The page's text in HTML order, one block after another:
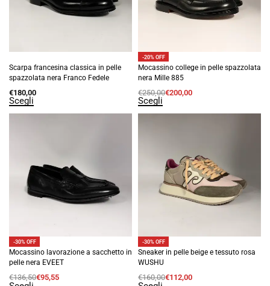
Scarpa francesina classica in pelle
spazzolata nera Franco Fedele
€180,00
Scegli
-20% OFF
Mocassino college in pelle spazzolata
nera Mille 885
€250,00€200,00
Scegli
-30% OFF
Mocassino lavorazione a sacchetto in
pelle nera EVEET
€136,50€95,55
-30% OFF
Sneaker in pelle beige e tessuto rosa
WUSHU
€160,00€112,00